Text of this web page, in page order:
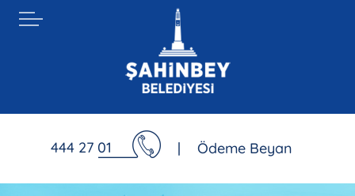
444 27 01 | Ödeme Beyan